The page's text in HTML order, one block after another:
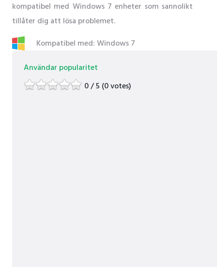
kompatibel med Windows 7 enheter som sannolikt
tillåter dig att lösa problemet.
Kompatibel med: Windows 7
Användar popularitet
0 / 5 (0 votes)